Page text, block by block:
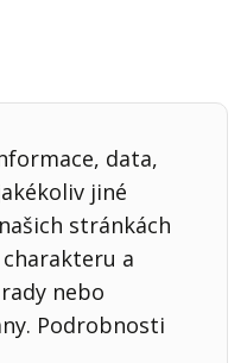
data,
jiné
stránkách
a
nebo
Podrobnosti